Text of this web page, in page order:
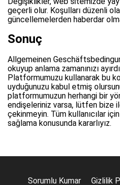
geçerli olur. Koşulları düzenli
güncellemelerden haberdar
Sonuç
Allgemeinen
okuyup anlama zamanınızı
Platformumuzu kullanarak bu
uyduğunuzu kabul etmiş
platformumuzun herhangi bir
endişeleriniz varsa, lütfen bize
çekinmeyin. Tüm kullanıcılar
sağlama konusunda kararlıyız.
Sorumlu Kumar Gizlilik